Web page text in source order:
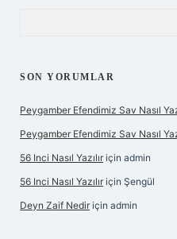
SON YORUMLAR
Peygamber Efendimiz Sav Nasıl
Peygamber Efendimiz Sav Nasıl
56 Inci Nasıl Yazılır için admin
56 Inci Nasıl Yazılır için Şengül
Deyn Zaif Nedir için admin